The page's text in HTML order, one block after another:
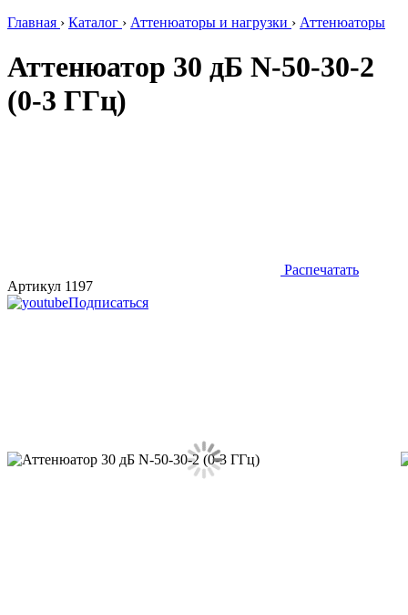
Главная › Каталог › Аттенюаторы и нагрузки › Аттенюаторы
Аттенюатор 30 дБ N-50-30-2
(0-3 ГГц)
Распечатать
Артикул 1197
Подписаться